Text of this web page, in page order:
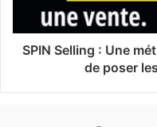
SPIN Selling : Une
de poser